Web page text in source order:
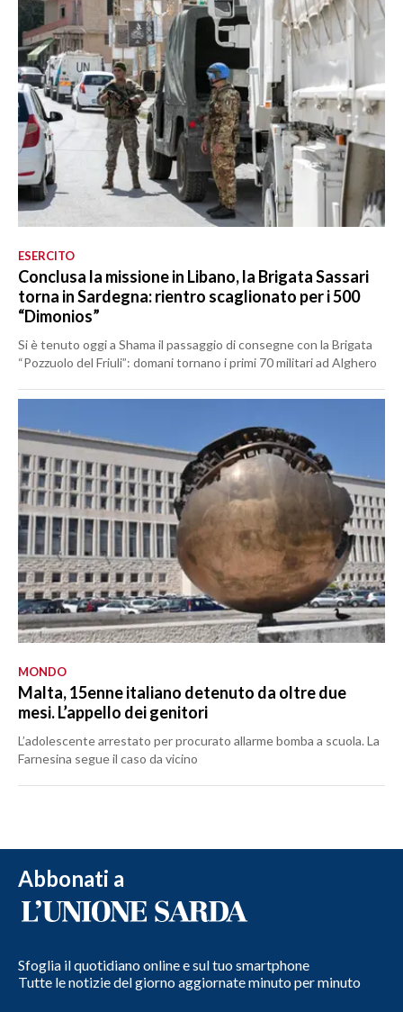
ESERCITO
Conclusa la missione in Libano, la Brigata Sassari
torna in Sardegna: rientro scaglionato per i 500
“Dimonios”
Si è tenuto oggi a Shama il passaggio di consegne con la Brigata
“Pozzuolo del Friuli”: domani tornano i primi 70 militari ad Alghero
MONDO
Malta, 15enne italiano detenuto da oltre due
mesi. L’appello dei genitori
L’adolescente arrestato per procurato allarme bomba a scuola. La
Farnesina segue il caso da vicino
Abbonati a
Sfoglia il quotidiano online e sul tuo smartphone
Tutte le notizie del giorno aggiornate minuto per minuto